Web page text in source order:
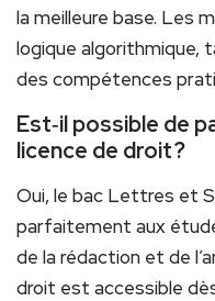
la meilleure base. Les
logique algorithmique,
des compétences
Est‑il possible de
licence de droit ?
Oui, le bac Lettres et
parfaitement aux
de la rédaction et de
droit est accessible